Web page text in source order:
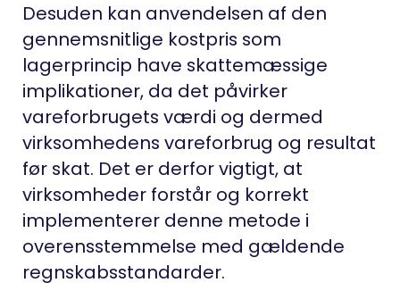
Desuden kan anvendelsen af den
gennemsnitlige kostpris som
lagerprincip have skattemæssige
implikationer, da det påvirker
vareforbrugets værdi og dermed
virksomhedens vareforbrug og resultat
før skat. Det er derfor vigtigt, at
virksomheder forstår og korrekt
implementerer denne metode i
overensstemmelse med gældende
regnskabsstandarder.